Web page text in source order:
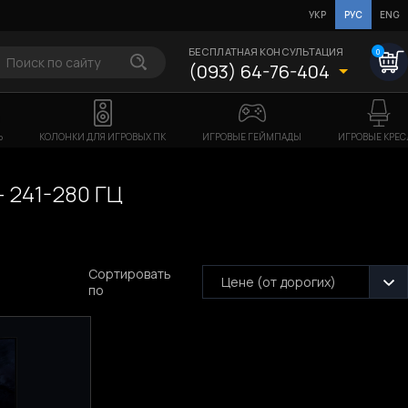
УКР РУС ENG
БЕСПЛАТНАЯ КОНСУЛЬТАЦИЯ
(093) 64-76-404
0
КОЛОНКИ ДЛЯ ИГРОВЫХ ПК ИГРОВЫЕ ГЕЙМПАДЫ ИГРОВЫЕ
280 ГЦ
Сортировать
по
Цене (от дорогих)